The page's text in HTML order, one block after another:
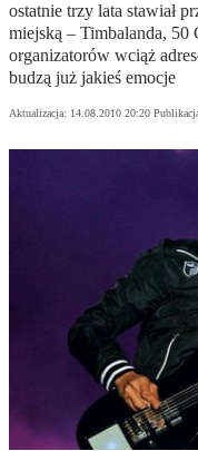
ostatnie trzy lata stawiał
miejską – Timbalanda,
organizatorów wciąż
budzą już jakieś emocje
Aktualizacja: 14.08.2010 20:20